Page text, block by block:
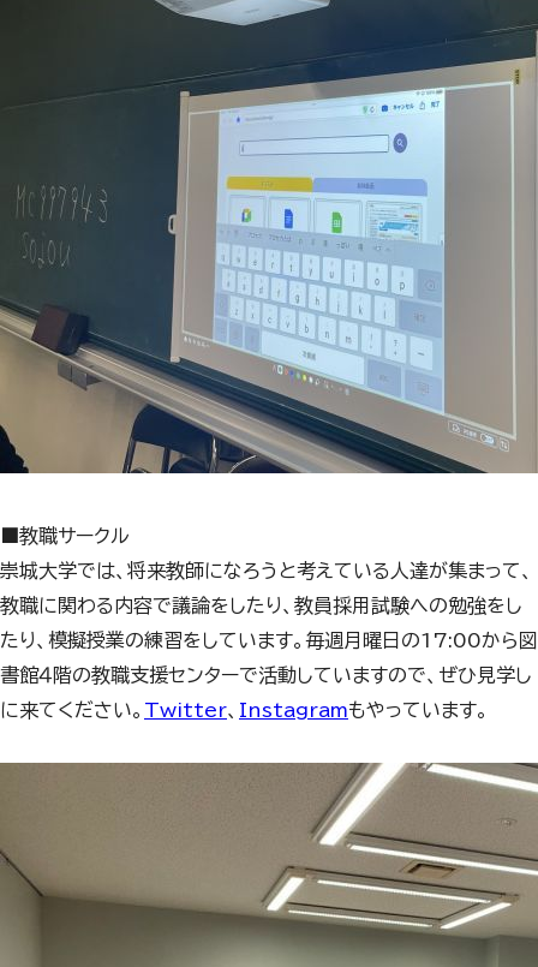
■教職サークル
崇城大学では、将来教師になろうと考えている人達が集まって、
教職に関わる内容で議論をしたり、教員採用試験への勉強をし
たり、模擬授業の練習をしています。毎週月曜日の17:00から図
書館４階の教職支援センターで活動していますので、ぜひ見学し
に来てください。 Twitter、 Instagramもやっています。